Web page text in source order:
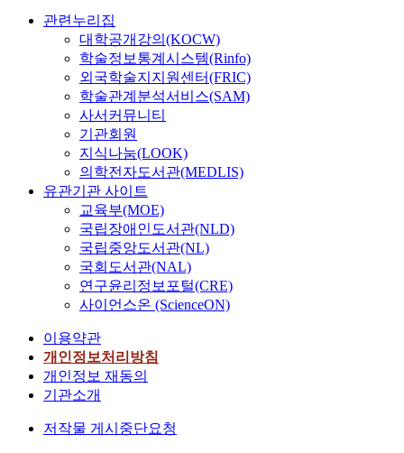
관련누리집
대학공개강의(KOCW)
학술정보통계시스템(Rinfo)
외국학술지지원센터(FRIC)
학술관계분석서비스(SAM)
사서커뮤니티
기관회원
지식나눔(LOOK)
의학전자도서관(MEDLIS)
유관기관 사이트
교육부(MOE)
국립장애인도서관(NLD)
국립중앙도서관(NL)
국회도서관(NAL)
연구윤리정보포털(CRE)
사이언스온 (ScienceON)
이용약관
개인정보처리방침
개인정보 재동의
기관소개
저작물 게시중단요청